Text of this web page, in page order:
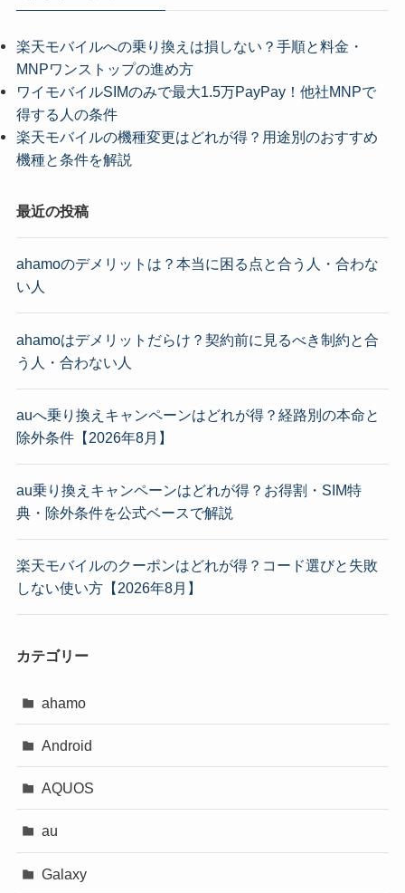
楽天モバイルへの乗り換えは損しない？手順と料金・
MNPワンストップの進め方
ワイモバイルSIMのみで最大1.5万PayPay！他社MNPで
得する人の条件
楽天モバイルの機種変更はどれが得？用途別のおすすめ
機種と条件を解説
最近の投稿
ahamoのデメリットは？本当に困る点と合う人・合わな
い人
ahamoはデメリットだらけ？契約前に見るべき制約と合
う人・合わない人
auへ乗り換えキャンペーンはどれが得？経路別の本命と
除外条件【2026年8月】
au乗り換えキャンペーンはどれが得？お得割・SIM特
典・除外条件を公式ベースで解説
楽天モバイルのクーポンはどれが得？コード選びと失敗
しない使い方【2026年8月】
カテゴリー
ahamo
Android
AQUOS
au
Galaxy